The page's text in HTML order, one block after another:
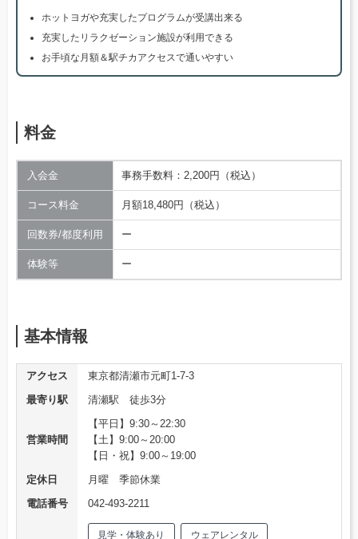
ホットヨガや充実したプログラムが受講出来る
充実したリラクゼーション施設が利用できる
お手頃な月額＆駅チカアクセスで通いやすい
料金
入会金 事務手数料：2,200円（税込）
コース料金 月額18,480円（税込）
回数券/都度利用 ー
体験等 ー
基本情報
アクセス
東京都清瀬市元町1-7-3
最寄り駅
清瀬駅 徒歩3分
営業時間
【平日】9:30～22:30
【土】9:00～20:00
【日・祝】9:00～19:00
定休日
月曜 季節休業
電話番号
042-493-2211
見学・体験あり ウェアレンタル